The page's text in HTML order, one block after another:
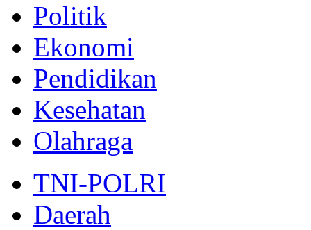
Politik
Ekonomi
Pendidikan
Kesehatan
Olahraga
TNI-POLRI
Daerah